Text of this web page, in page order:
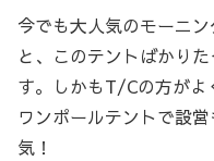
今でも大人気のモーニ
と、このテントばかり
す。しかもT/Cの方がよ
ワンポールテントで設
気！